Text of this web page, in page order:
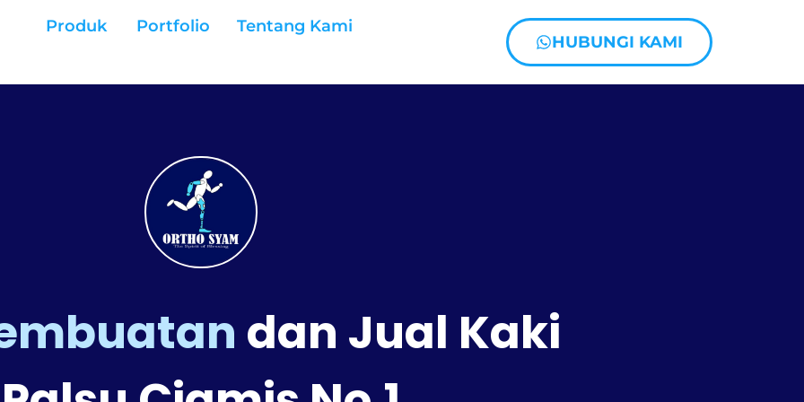
Produk Portfolio
Tentang Kami
HUBUNGI KAMI
dan Jual Kaki